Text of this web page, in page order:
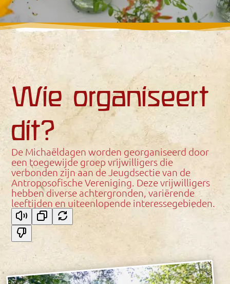
Wie organiseert
dit?
De Michaëldagen worden georganiseerd door
een toegewijde groep vrijwilligers die
verbonden zijn aan de Jeugdsectie van de
Antroposofische Vereniging. Deze vrijwilligers
hebben diverse achtergronden, variërende
leeftijden en uiteenlopende interessegebieden.